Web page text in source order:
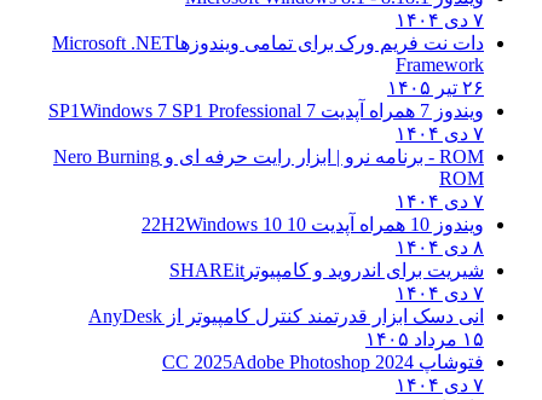
۷ دی ۱۴۰۴
دات نت فریم ورک برای تمامی ویندوزهاMicrosoft .NET
Framework
۲۶ تیر ۱۴۰۵
ویندوز 7 همراه آپدیت 7 SP1
Windows 7 SP1 Professional
۷ دی ۱۴۰۴
ROM - برنامه نرو | ابزار رایت حرفه ای و
Nero Burning
ROM
۷ دی ۱۴۰۴
ویندوز 10 همراه آپدیت 10 22H2
Windows 10
۸ دی ۱۴۰۴
شیریت برای اندروید و کامپیوتر SHAREit
۷ دی ۱۴۰۴
انی دسک ابزار قدرتمند کنترل کامپیوتر از AnyDesk
۱۵ مرداد ۱۴۰۵
فتوشاپ CC 2025 Adobe Photoshop 2024
۷ دی ۱۴۰۴